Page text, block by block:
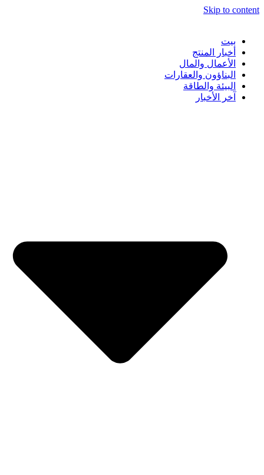
Skip to content
بيت
أخبار المنتج
الأعمال والمال
البناؤون والعقارات
البيئة والطاقة
آخر الأخبار